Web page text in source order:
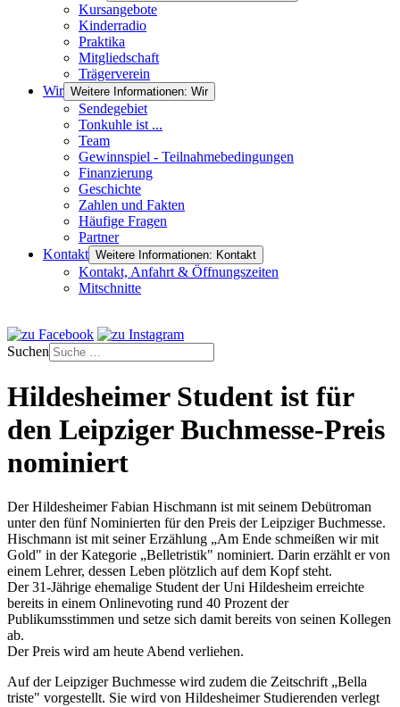
Kursangebote
Kinderradio
Praktika
Mitgliedschaft
Trägerverein
Wir Weitere Informationen: Wir
Sendegebiet
Tonkuhle ist ...
Team
Gewinnspiel - Teilnahmebedingungen
Finanzierung
Geschichte
Zahlen und Fakten
Häufige Fragen
Partner
Kontakt Weitere Informationen: Kontakt
Kontakt, Anfahrt & Öffnungszeiten
Mitschnitte
Suchen
Hildesheimer Student ist für
den Leipziger Buchmesse-Preis
nominiert
Der Hildesheimer Fabian Hischmann ist mit seinem Debütroman
unter den fünf Nominierten für den Preis der Leipziger Buchmesse.
Hischmann ist mit seiner Erzählung „Am Ende schmeißen wir mit
Gold" in der Kategorie „Belletristik" nominiert. Darin erzählt er von
einem Lehrer, dessen Leben plötzlich auf dem Kopf steht.
Der 31-Jährige ehemalige Student der Uni Hildesheim erreichte
bereits in einem Onlinevoting rund 40 Prozent der
Publikumsstimmen und setze sich damit bereits von seinen Kollegen
ab.
Der Preis wird am heute Abend verliehen.
Auf der Leipziger Buchmesse wird zudem die Zeitschrift „Bella
triste" vorgestellt. Sie wird von Hildesheimer Studierenden verlegt